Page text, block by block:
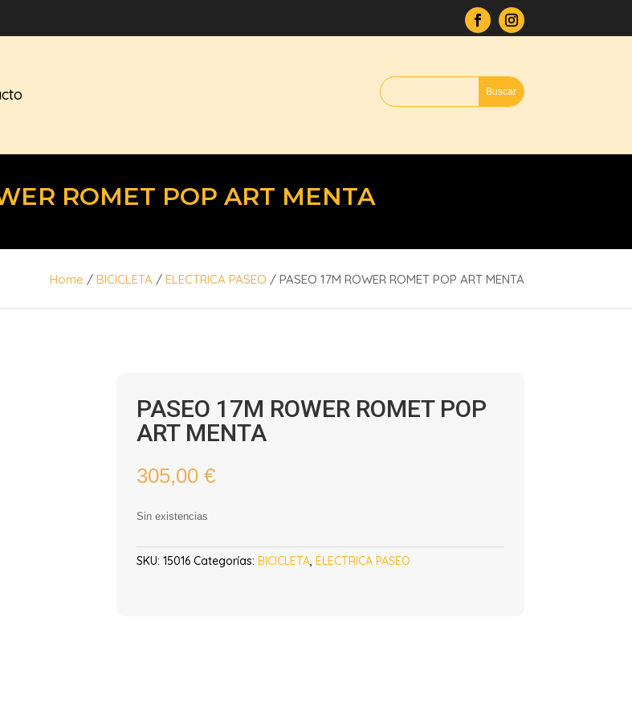
ROMET POP ART MENTA
Home / BICICLETA / ELECTRICA PASEO / PASEO 17M ROWER ROMET POP ART MENTA
PASEO 17M ROWER ROMET POP
ART MENTA
305,00 €
Sin existencias
SKU: 15016 Categorías: BICICLETA, ELECTRICA PASEO